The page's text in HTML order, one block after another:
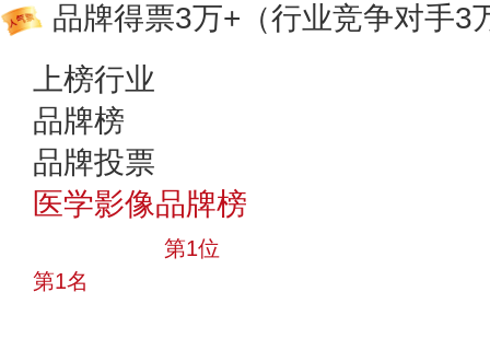
品牌得票3万+ （行业竞争对手3
上榜行业
品牌榜
品牌投票
医学影像品牌榜
第1位
第1名